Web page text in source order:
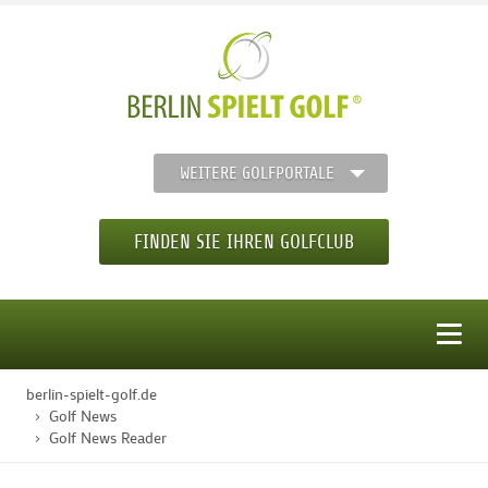
WEITERE GOLFPORTALE
FINDEN SIE IHREN GOLFCLUB
STARTSEITE
berlin-spielt-golf.de
Golf News
Golf News Reader